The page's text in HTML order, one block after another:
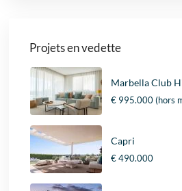
Projets en vedette
Marbella Club
€ 995.000(hors
Capri
€ 490.000